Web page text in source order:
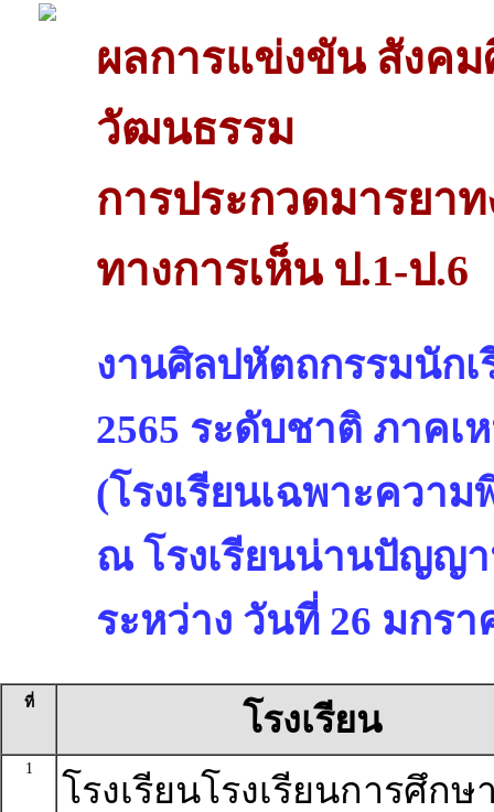
ผลการแข่งขัน สังค
วัฒนธรรม
การประกวดมารยา
ทางการเห็น ป.1-ป.6
งานศิลปหัตถกรรมนักเ
2565 ระดับชาติ ภาคเ
(โรงเรียนเฉพาะความ
ณ โรงเรียนน่านปัญญ
ระหว่าง วันที่ 26 มกร
ที่ โรงเรียน
1
โรงเรียนโรงเรียนการศึกษ